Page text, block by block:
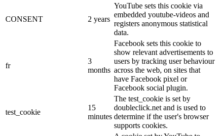
CONSENT 2 years
YouTube sets this cookie via
embedded youtube-videos and
registers anonymous statistical
data.
fr
3
months
Facebook sets this cookie to
show relevant advertisements to
users by tracking user behaviour
across the web, on sites that
have Facebook pixel or
Facebook social plugin.
test_cookie
15
minutes
The test_cookie is set by
doubleclick.net and is used to
determine if the user's browser
supports cookies.